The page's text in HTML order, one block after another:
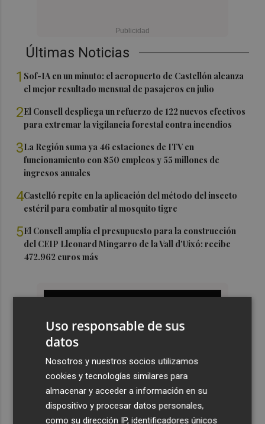
Últimas Noticias
1 Sof-IA en un minuto: el aeropuerto de Castellón alcanza
el mejor resultado mensual de pasajeros en julio
2El Consell despliega un refuerzo de 122 nuevos efectivos
para extremar la vigilancia forestal contra incendios
3La Región suma ya 46 estaciones de ITV en
funcionamiento con 850 empleos y 55 millones de
ingresos anuales
4Castelló repite en la aplicación del método del insecto
estéril para combatir al mosquito tigre
5El Consell amplía el presupuesto para la construcción
del CEIP Lleonard Mingarro de la Vall d'Uixó: recibe
472.962 euros más
Uso responsable de sus
datos
Nosotros y nuestros socios utilizamos
cookies y tecnologías similares para
almacenar y acceder a información en su
dispositivo y procesar datos personales,
como su dirección IP, identificadores únicos